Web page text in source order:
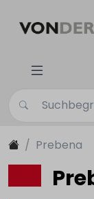
Prebena